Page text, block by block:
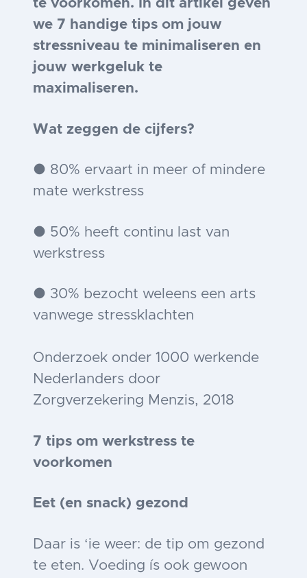
te voorkomen. In dit artikel geven
we 7 handige tips om jouw
stressniveau te minimaliseren en
jouw werkgeluk te
maximaliseren.
Wat zeggen de cijfers?
● 80% ervaart in meer of mindere
mate werkstress
● 50% heeft continu last van
werkstress
● 30% bezocht weleens een arts
vanwege stressklachten
Onderzoek onder 1000 werkende
Nederlanders door
Zorgverzekering Menzis, 2018
7 tips om werkstress te
voorkomen
Eet (en snack) gezond
Daar is ‘ie weer: de tip om gezond
te eten. Voeding ís ook gewoon